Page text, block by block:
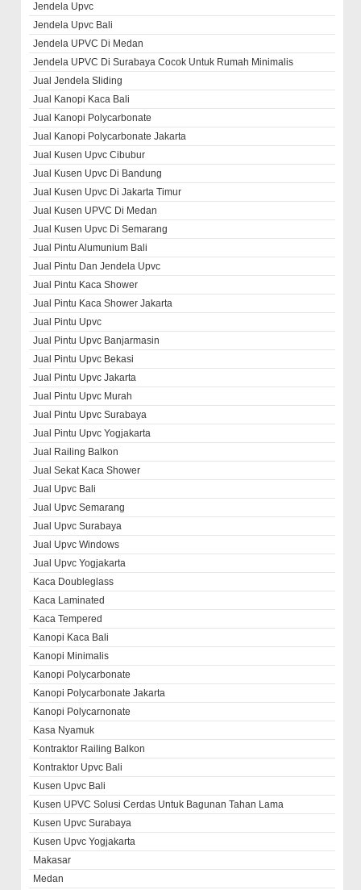
Jendela Upvc
Jendela Upvc Bali
Jendela UPVC Di Medan
Jendela UPVC Di Surabaya Cocok Untuk Rumah Minimalis
Jual Jendela Sliding
Jual Kanopi Kaca Bali
Jual Kanopi Polycarbonate
Jual Kanopi Polycarbonate Jakarta
Jual Kusen Upvc Cibubur
Jual Kusen Upvc Di Bandung
Jual Kusen Upvc Di Jakarta Timur
Jual Kusen UPVC Di Medan
Jual Kusen Upvc Di Semarang
Jual Pintu Alumunium Bali
Jual Pintu Dan Jendela Upvc
Jual Pintu Kaca Shower
Jual Pintu Kaca Shower Jakarta
Jual Pintu Upvc
Jual Pintu Upvc Banjarmasin
Jual Pintu Upvc Bekasi
Jual Pintu Upvc Jakarta
Jual Pintu Upvc Murah
Jual Pintu Upvc Surabaya
Jual Pintu Upvc Yogjakarta
Jual Railing Balkon
Jual Sekat Kaca Shower
Jual Upvc Bali
Jual Upvc Semarang
Jual Upvc Surabaya
Jual Upvc Windows
Jual Upvc Yogjakarta
Kaca Doubleglass
Kaca Laminated
Kaca Tempered
Kanopi Kaca Bali
Kanopi Minimalis
Kanopi Polycarbonate
Kanopi Polycarbonate Jakarta
Kanopi Polycarnonate
Kasa Nyamuk
Kontraktor Railing Balkon
Kontraktor Upvc Bali
Kusen Upvc Bali
Kusen UPVC Solusi Cerdas Untuk Bagunan Tahan Lama
Kusen Upvc Surabaya
Kusen Upvc Yogjakarta
Makasar
Medan